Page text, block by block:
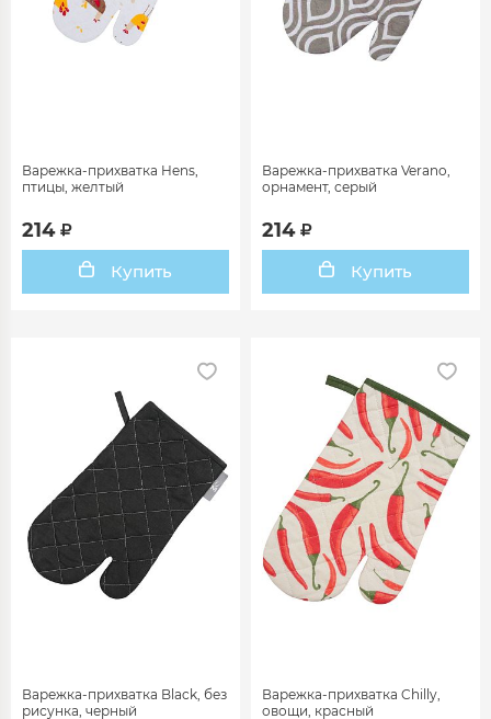
Варежка-прихватка Hens,
птицы, желтый
214
Купить
Варежка-прихватка Verano,
орнамент, серый
214
Купить
Варежка-прихватка Black, без
рисунка, черный
Варежка-прихватка Chilly,
овощи, красный